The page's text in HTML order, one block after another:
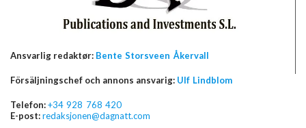
Ansvarlig redaktør: Bente Storsveen Åkervall
Försäljningschef och annons ansvarig: Ulf Lindblom
Telefon:+34 928 768 420
E-post:redaksjonen@dagnatt.com